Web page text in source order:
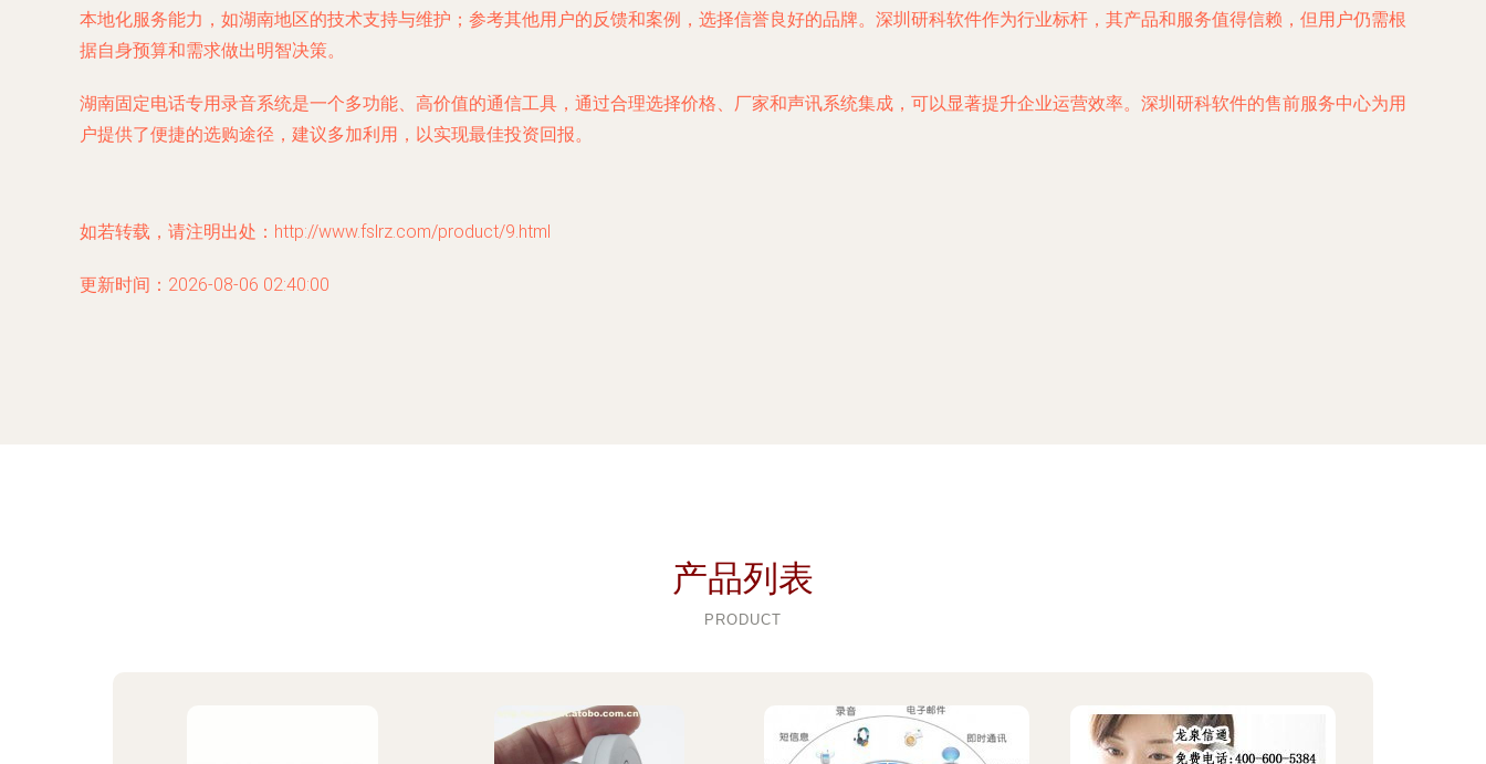
本地化服务能力，如湖南地区的技术支持与维护；参考其他用户的反馈和案例，选择信誉良好的品牌。深圳研科软件作为行业标杆，其产品和服务值得信赖，但用户仍需根
据自身预算和需求做出明智决策。
湖南固定电话专用录音系统是一个多功能、高价值的通信工具，通过合理选择价格、厂家和声讯系统集成，可以显著提升企业运营效率。深圳研科软件的售前服务中心为用
户提供了便捷的选购途径，建议多加利用，以实现最佳投资回报。
如若转载，请注明出处：http://www.fslrz.com/product/9.html
更新时间：2026-08-06 02:40:00
产品列表
PRODUCT